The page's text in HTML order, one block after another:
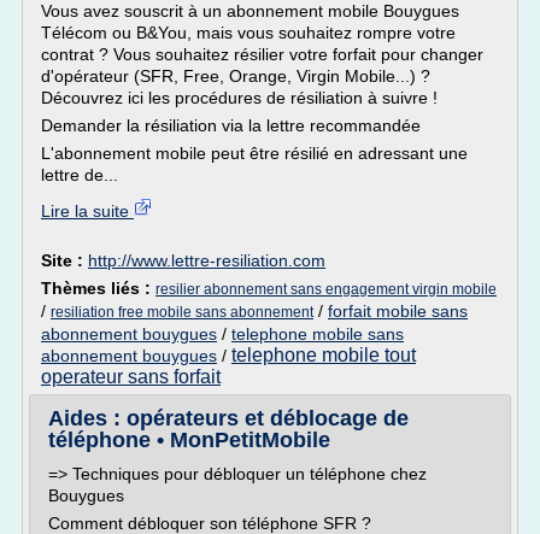
Vous avez souscrit à un abonnement mobile Bouygues
Télécom ou B&You, mais vous souhaitez rompre votre
contrat ? Vous souhaitez résilier votre forfait pour changer
d'opérateur (SFR, Free, Orange, Virgin Mobile...) ?
Découvrez ici les procédures de résiliation à suivre !
Demander la résiliation via la lettre recommandée
L'abonnement mobile peut être résilié en adressant une
lettre de...
Lire la suite
Site : http://www.lettre-resiliation.com
Thèmes liés : resilier abonnement sans engagement virgin mobile
/ resiliation free mobile sans abonnement/ forfait mobile sans
abonnement bouygues / telephone mobile sans
abonnement bouygues / telephone mobile tout
operateur sans forfait
Aides : opérateurs et déblocage de
téléphone • MonPetitMobile
=> Techniques pour débloquer un téléphone chez
Bouygues
Comment débloquer son téléphone SFR ?